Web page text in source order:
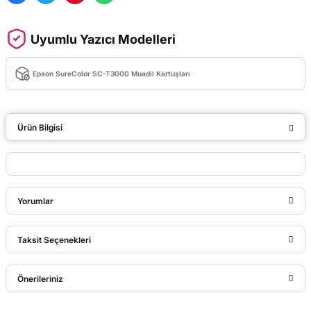
Uyumlu Yazıcı Modelleri
Epson SureColor SC-T3000 Muadil Kartuşları
Ürün Bilgisi
Yorumlar
Bu ürüne ilk yorumu siz yapın!
Taksit Seçenekleri
Önerileriniz